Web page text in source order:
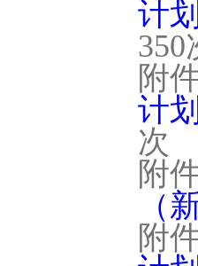
计
350
附
计
次
附
（
附